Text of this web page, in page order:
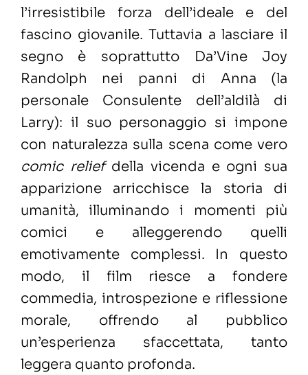
l’irresistibile forza dell’ideale e del
fascino giovanile. Tuttavia a lasciare il
segno è soprattutto Da’Vine Joy
Randolph nei panni di Anna (la
personale Consulente dell’aldilà di
Larry): il suo personaggio si impone
con naturalezza sulla scena come vero
comic reliefdella vicenda e ogni sua
apparizione arricchisce la storia di
umanità, illuminando i momenti più
comici e alleggerendo quelli
emotivamente complessi. In questo
modo, il film riesce a fondere
commedia, introspezione e riflessione
morale, offrendo al pubblico
un’esperienza sfaccettata, tanto
leggera quanto profonda.